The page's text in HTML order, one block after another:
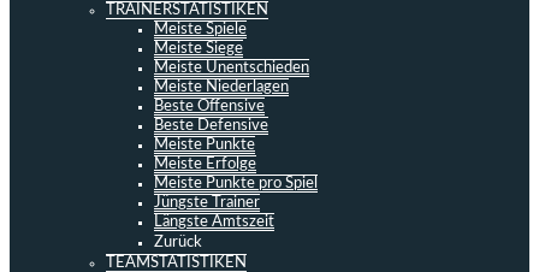
TRAINERSTATISTIKEN
Meiste Spiele
Meiste Siege
Meiste Unentschieden
Meiste Niederlagen
Beste Offensive
Beste Defensive
Meiste Punkte
Meiste Erfolge
Meiste Punkte pro Spiel
Jüngste Trainer
Längste Amtszeit
Zurück
TEAMSTATISTIKEN